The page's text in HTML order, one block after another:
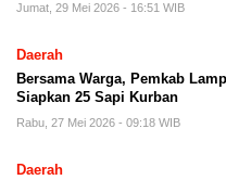
Jumat, 29 Mei 2026 - 16:51 WIB
Daerah
Bersama Warga, Pemkab
Siapkan 25 Sapi Kurban
Rabu, 27 Mei 2026 - 09:18 WIB
Daerah